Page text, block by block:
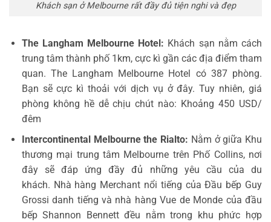
Khách sạn ở Melbourne rất đầy đủ tiện nghi và đẹp
The Langham Melbourne Hotel: Khách sạn nằm cách
trung tâm thành phố 1km, cực kì gần các địa điểm tham
quan. The Langham Melbourne Hotel có 387 phòng.
Bạn sẽ cực kì thoải với dịch vụ ở đây. Tuy nhiên, giá
phòng không hề dễ chịu chút nào: Khoảng 450 USD/
đêm
Intercontinental Melbourne the Rialto: Nằm ở giữa Khu
thương mại trung tâm Melbourne trên Phố Collins, nơi
đây sẽ đáp ứng đầy đủ những yêu cầu của du
khách. Nhà hàng Merchant nổi tiếng của Đầu bếp Guy
Grossi danh tiếng và nhà hàng Vue de Monde của đầu
bếp Shannon Bennett đều nằm trong khu phức hợp